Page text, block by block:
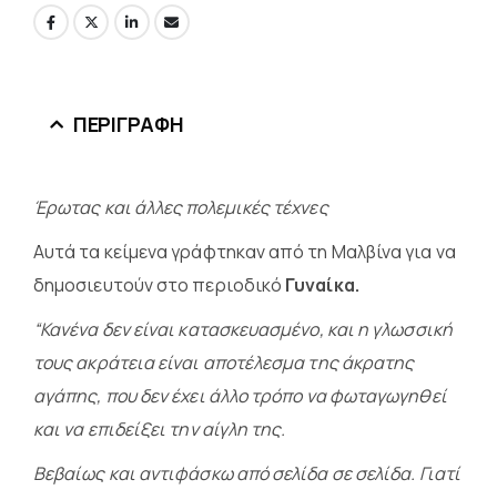
ΠΕΡΙΓΡΑΦΉ
Έρωτας και άλλες πολεμικές τέχνες
Αυτά τα κείμενα γράφτηκαν από τη Μαλβίνα για να
δημοσιευτούν στο περιοδικό Γυναίκα.
“Κανένα δεν είναι κατασκευασμένο, και η γλωσσική
τους ακράτεια είναι αποτέλεσμα της άκρατης
αγάπης, που δεν έχει άλλο τρόπο να φωταγωγηθεί
και να επιδείξει την αίγλη της.
Βεβαίως και αντιφάσκω από σελίδα σε σελίδα. Γιατί